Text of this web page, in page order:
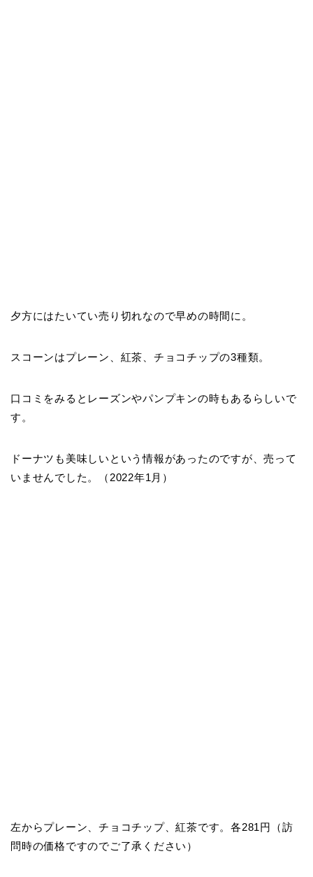
夕方にはたいてい売り切れなので早めの時間に。
スコーンはプレーン、紅茶、チョコチップの3種類。
口コミをみるとレーズンやパンプキンの時もあるらしいで
す。
ドーナツも美味しいという情報があったのですが、売って
いませんでした。（2022年1月）
左からプレーン、チョコチップ、紅茶です。各281円（訪
問時の価格ですのでご了承ください）